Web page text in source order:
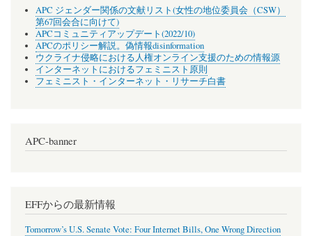
APC ジェンダー関係の文献リスト(女性の地位委員会（CSW）
第67回会合に向けて)
APCコミュニティアップデート(2022/10)
APCのポリシー解説。偽情報disinformation
ウクライナ侵略における人権オンライン支援のための情報源
インターネットにおけるフェミニスト原則
フェミニスト・インターネット・リサーチ白書
APC-banner
EFFからの最新情報
Tomorrow’s U.S. Senate Vote: Four Internet Bills, One Wrong Direction